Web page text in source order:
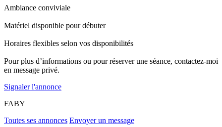
Ambiance conviviale
Matériel disponible pour débuter
Horaires flexibles selon vos disponibilités
Pour plus d’informations ou pour réserver une séance, contactez-moi
en message privé.
Signaler l'annonce
FABY
Toutes ses annonces Envoyer un message